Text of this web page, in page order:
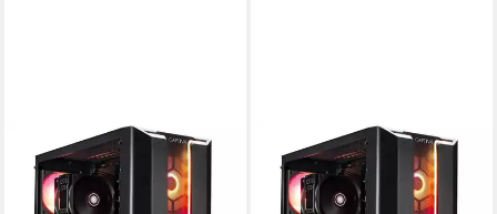
CAPTIVA
Entry Gaming R93-987 PC
AMD Ryzen 5
Prozessor
GeForce® RTX™ 5060 8 GB
CAPTIVA
Entry Gaming R94-033 PC
AMD Ryzen 7
Prozessor
GeForce® RTX™ 5060 8 GB